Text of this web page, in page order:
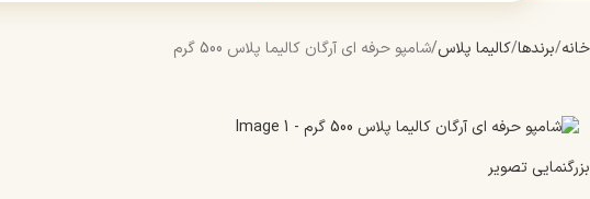
خانه برندها کالیما پلاس شامپو حرفه ای آرگان کالیما پلاس 500 گرم
بزرگنمایی تصویر